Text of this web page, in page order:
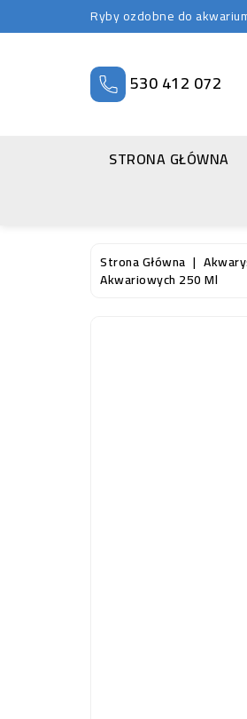
Ryby ozdobne do
530 412 072
STRONA GŁÓWNA
Strona Główna
Akwariowych 250 Ml